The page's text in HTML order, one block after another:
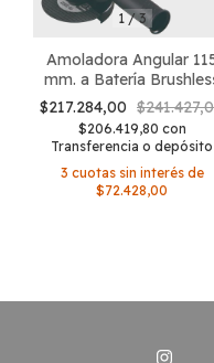
1/3
Amoladora Angular
mm. a Batería
BLG2005 Evo
$217.284,00
$206.419,80 con
Transferencia o depósito
3 cuotas sin interés de
$72.428,00